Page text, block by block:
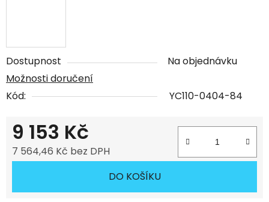
Dostupnost
Na objednávku
Možnosti doručení
Kód:
YC110-0404-84
9 153 Kč
7 564,46 Kč bez DPH
DO KOŠÍKU